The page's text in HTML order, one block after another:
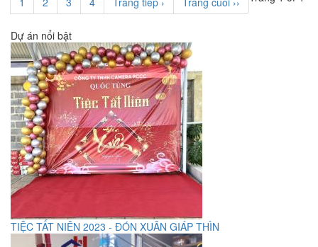
Dự án nổi bật
TIỆC TẤT NIÊN 2023 - ĐÓN XUÂN GIÁP THÌN